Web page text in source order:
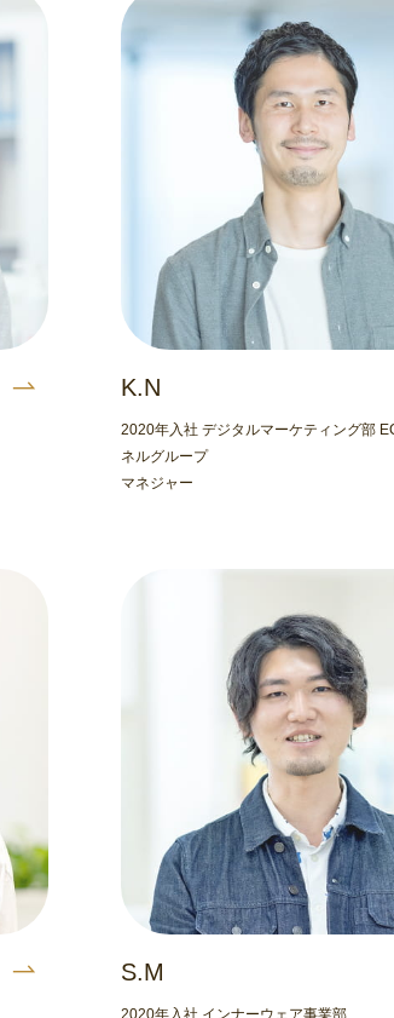
K.N
2020年入社 デジタルマーケティング部
ネルグループ
マネジャー
S.M
2020年入社 インナーウェア事業部